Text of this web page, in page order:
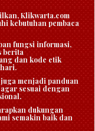
Klikwarta.com
kebutuhan pembaca
fungsi informasi,
berita
dan kode etik
menjadi panduan
sesuai dengan
dukungan
semakin baik dan